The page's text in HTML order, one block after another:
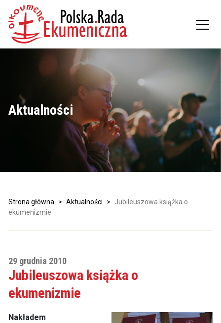
Aktualności
Strona główna > Aktualności >
Jubileuszowa książka o
ekumenizmie
29 grudnia 2010
Jubileuszowa książka o
ekumenizmie
Nakładem